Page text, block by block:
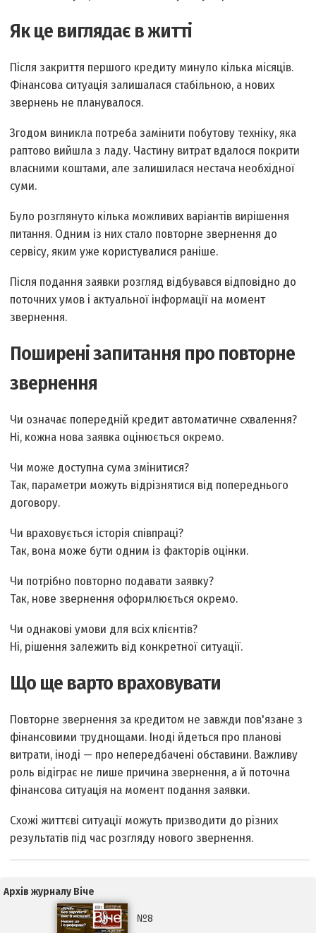
Як це виглядає в житті
Після закриття першого кредиту минуло кілька місяців.
Фінансова ситуація залишалася стабільною, а нових
звернень не планувалося.
Згодом виникла потреба замінити побутову техніку, яка
раптово вийшла з ладу. Частину витрат вдалося покрити
власними коштами, але залишилася нестача необхідної
суми.
Було розглянуто кілька можливих варіантів вирішення
питання. Одним із них стало повторне звернення до
сервісу, яким уже користувалися раніше.
Після подання заявки розгляд відбувався відповідно до
поточних умов і актуальної інформації на момент
звернення.
Поширені запитання про повторне
звернення
Чи означає попередній кредит автоматичне схвалення?
Ні, кожна нова заявка оцінюється окремо.
Чи може доступна сума змінитися?
Так, параметри можуть відрізнятися від попереднього
договору.
Чи враховується історія співпраці?
Так, вона може бути одним із факторів оцінки.
Чи потрібно повторно подавати заявку?
Так, нове звернення оформлюється окремо.
Чи однакові умови для всіх клієнтів?
Ні, рішення залежить від конкретної ситуації.
Що ще варто враховувати
Повторне звернення за кредитом не завжди пов'язане з
фінансовими труднощами. Іноді йдеться про планові
витрати, іноді — про непередбачені обставини. Важливу
роль відіграє не лише причина звернення, а й поточна
фінансова ситуація на момент подання заявки.
Схожі життєві ситуації можуть призводити до різних
результатів під час розгляду нового звернення.
Архів журналу Віче
№8